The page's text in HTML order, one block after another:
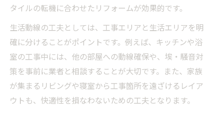
タイルの転機に合わせたリフォームが効果的です。
生活動線の工夫としては、工事エリアと生活エリアを明
確に分けることがポイントです。例えば、キッチンや浴
室の工事中には、他の部屋への動線確保や、埃・騒音対
策を事前に業者と相談することが大切です。また、家族
が集まるリビングや寝室から工事箇所を遠ざけるレイア
ウトも、快適性を損なわないための工夫となります。